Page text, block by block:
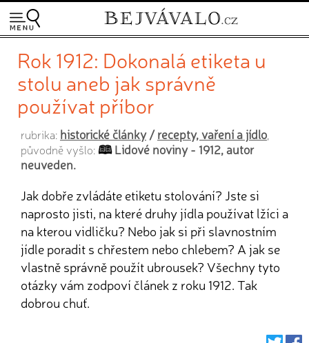
Rok 1912: Dokonalá etiketa u
stolu aneb jak správně
používat příbor
rubrika: historické články/recepty, vaření a jídlo
původně vyšlo:
Lidové noviny - 1912, autor
neuveden.
Jak dobře zvládáte etiketu stolování? Jste si
naprosto jisti, na které druhy jídla používat lžíci a
na kterou vidličku? Nebo jak si při slavnostním
jídle poradit s chřestem nebo chlebem? A jak se
vlastně správně použít ubrousek? Všechny tyto
otázky vám zodpoví článek z roku 1912. Tak
dobrou chuť.